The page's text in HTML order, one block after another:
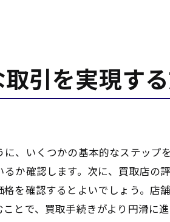
き出すための実践的アドバイス
おける成功事例紹介
いためのポイント
ンドを先読みする方法
を強化するためのコミュニケーシ
引を実現す
、いくつかの基本的なステップ
か確認します。次に、買取店の
を確認するとよいでしょう。店
とで、買取手続きがより円滑に